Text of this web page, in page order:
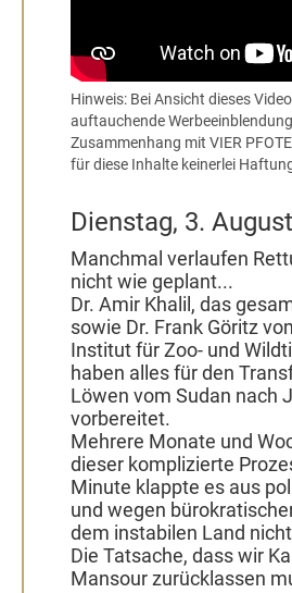
Hinweis: Bei Ansicht dieses
auftauchende
Zusammenhang mit VIER
für diese Inhalte keinerlei
Dienstag, 3. August
Manchmal verlaufen
nicht wie geplant...
Dr. Amir Khalil, das
sowie Dr. Frank Göritz
Institut für Zoo- und
haben alles für den
Löwen vom Sudan nach
vorbereitet.
Mehrere Monate und
dieser komplizierte
Minute klappte es aus
und wegen
dem instabilen Land
Die Tatsache, dass wir
Mansour zurücklassen